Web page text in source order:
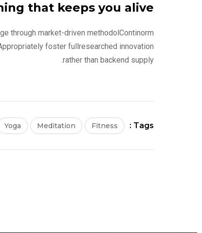
that keeps you alive
through market-driven methodolContinorm
foster fullresearched innovation
rather than backend supply.
Tags :
Fitness
Meditation
Yoga